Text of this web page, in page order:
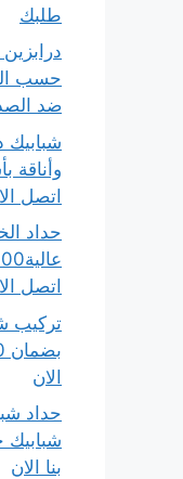
طلبك
ضد
شبابيك
اتصل
اتصل
تركيب
الان
حداد
بنا الان